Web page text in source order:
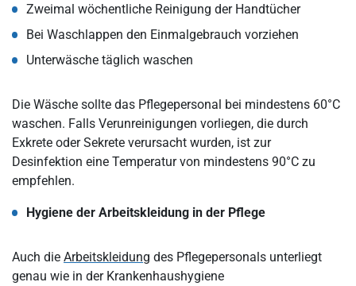
Zweimal wöchentliche Reinigung der Handtücher
Bei Waschlappen den Einmalgebrauch vorziehen
Unterwäsche täglich waschen
Die Wäsche sollte das Pflegepersonal bei mindestens 60°C
waschen. Falls Verunreinigungen vorliegen, die durch
Exkrete oder Sekrete verursacht wurden, ist zur
Desinfektion eine Temperatur von mindestens 90°C zu
empfehlen.
Hygiene der Arbeitskleidung in der Pflege
Auch die Arbeitskleidung des Pflegepersonals unterliegt
genau wie in der Krankenhaushygiene